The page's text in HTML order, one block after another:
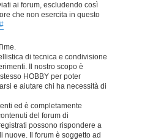
ai forum, escludendo così
che non esercita in questo
#
di tecnica e condivisione
Il nostro scopo è
HOBBY per poter
e aiutare chi ha necessità di
ed è completamente
del forum di
possono rispondere a
Il forum è soggetto ad